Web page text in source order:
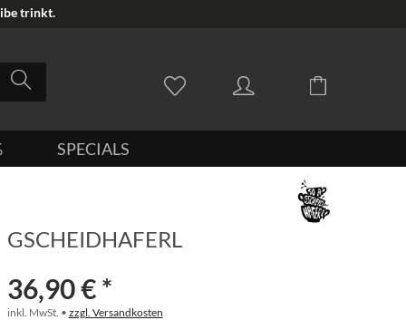
trinkt.
SPECIALS
GSCHEIDHAFERL
36,90 € *
inkl. MwSt. • zzgl. Versandkosten